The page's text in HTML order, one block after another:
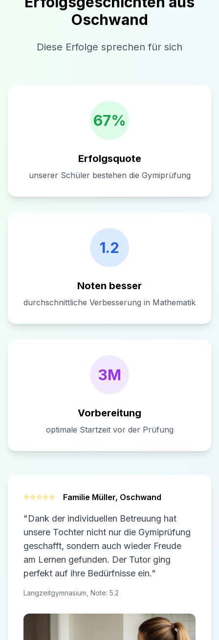
Oschwand
Diese Erfolge sprechen für sich
67%
Erfolgsquote
unserer Schüler bestehen die Gymiprüfung
1.2
Noten besser
durchschnittliche Verbesserung in Mathematik
3M
Vorbereitung
optimale Startzeit vor der Prüfung
⭐⭐⭐⭐⭐ Familie Müller, Oschwand
"Dank der individuellen Betreuung hat
unsere Tochter nicht nur die Gymiprüfung
geschafft, sondern auch wieder Freude
am Lernen gefunden. Der Tutor ging
perfekt auf ihre Bedürfnisse ein."
Langzeitgymnasium, Note: 5.2